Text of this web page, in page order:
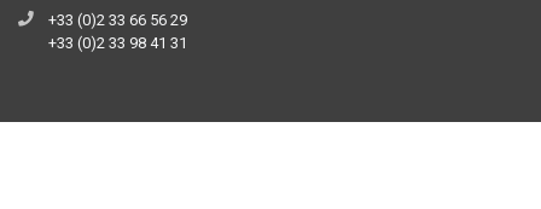
+33 (0)2 33 66 56 29
+33 (0)2 33 98 41 31